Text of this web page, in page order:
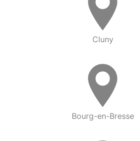
Cluny
Bourg-en-Bresse